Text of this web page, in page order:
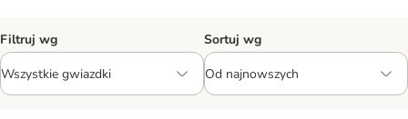
Filtruj wg Sortuj wg